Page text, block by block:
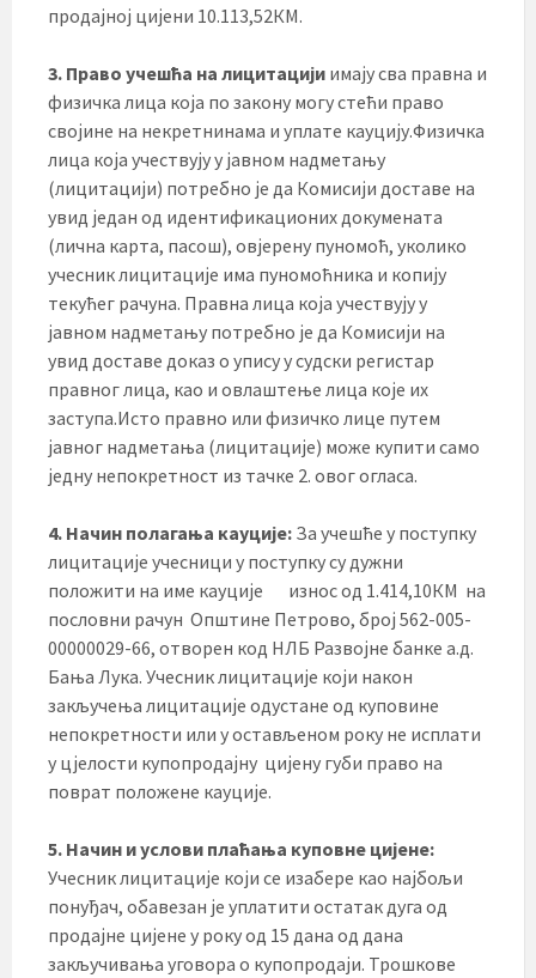
продајној цијени 10.113,52КМ.
3. Право учешћа на лицитацији имају сва правна и
физичка лица која по закону могу стећи право
својине на некретнинама и уплате кауцију.Физичка
лица која учествују у јавном надметању
(лицитацији) потребно је да Комисији доставе на
увид један од идентификационих докумената
(лична карта, пасош), овјерену пуномоћ, уколико
учесник лицитације има пуномоћника и копију
текућег рачуна. Правна лица која учествују у
јавном надметању потребно је да Комисији на
увид доставе доказ о упису у судски регистар
правног лица, као и овлаштење лица које их
заступа.Исто правно или физичко лице путем
јавног надметања (лицитације) може купити само
једну непокретност из тачке 2. овог огласа.
4. Начин полагања кауције: За учешће у поступку
лицитације учесници у поступку су дужни
положити на име кауције износ од 1.414,10КМ на
пословни рачун Општине Петрово, број 562-005-
00000029-66, отворен код НЛБ Развојне банке а.д.
Бања Лука. Учесник лицитације који након
закључења лицитације одустане од куповине
непокретности или у остављеном року не исплати
у цјелости купопродајну цијену губи право на
поврат положене кауције.
5. Начин и услови плаћања куповне цијене:
Учесник лицитације који се изабере као најбољи
понуђач, обавезан је уплатити остатак дуга од
продајне цијене у року од 15 дана од дана
закључивања уговора о купопродаји. Трошкове